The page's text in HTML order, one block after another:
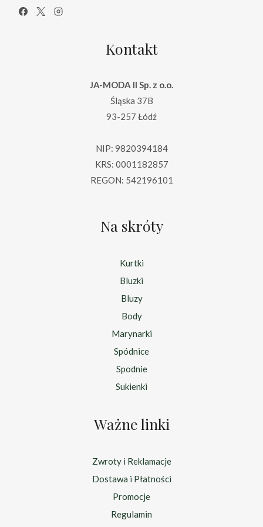
Kontakt
JA-MODA II Sp. z o.o.
Śląska 37B
93-257 Łódź
NIP: 9820394184
KRS: 0001182857
REGON: 542196101
Na skróty
Kurtki
Bluzki
Bluzy
Body
Marynarki
Spódnice
Spodnie
Sukienki
Ważne linki
Zwroty i Reklamacje
Dostawa i Płatności
Promocje
Regulamin